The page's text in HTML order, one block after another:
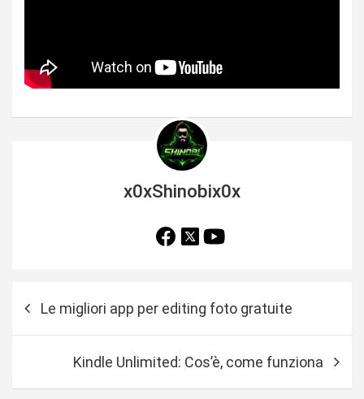
x0xShinobix0x
Le migliori app per editing foto gratuite
Kindle Unlimited: Cos’è, come funziona